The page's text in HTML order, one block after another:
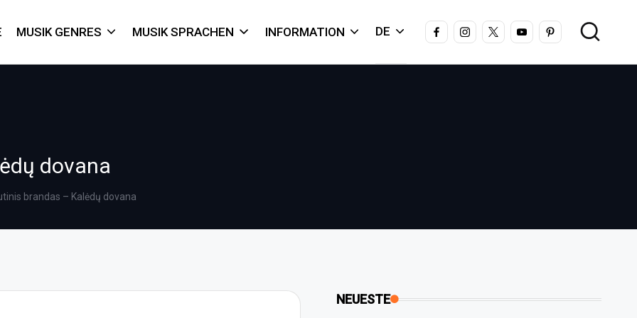
MUSIK GENRES MUSIK SPRACHEN INFORMATION DE FACEBOOKINSTAGRAM
X YOUTUBEPINTEREST
dovana
brandas – Kalėdų dovana
NEUESTE